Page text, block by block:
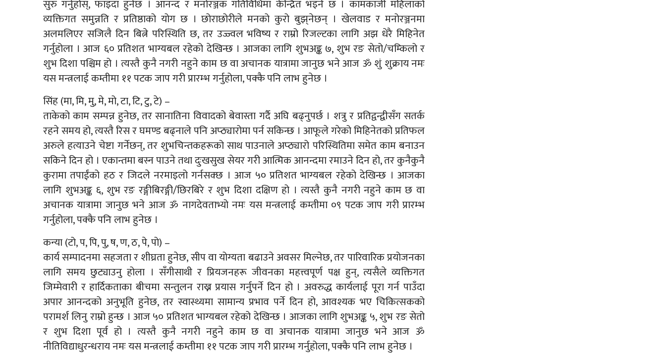
सुरु गर्नुहोस्, फाइदा हुनेछ । आनन्द र मनोरञ्जक गतिविधिमा केन्द्रित भइने छ । कामकाजी महिलाको
व्यक्तिगत समुन्नति र प्रतिष्ठाको योग छ । छोराछोरीले मनको कुरो बुझ्‌नेछन् । खेलवाड र मनोरञ्जनमा
अलमलिएर सजिलै दिन बित्ने परिस्थिति छ, तर उज्ज्वल भविष्य र राम्रो रिजल्टका लागि अझ धेरै मिहिनेत
गर्नुहोला । आज ६० प्रतिशत भाग्यबल रहेको देखिन्छ । आजका लागि शुभअङ्क ७, शुभ रङ सेतो/चम्किलो र
शुभ दिशा पश्चिम हो । त्यस्तै कुनै नगरी नहुने काम छ वा अचानक यात्रामा जानुछ भने आज ॐ शुं शुक्राय नमः
यस मन्त्रलाई कम्तीमा ११ पटक जाप गरी प्रारम्भ गर्नुहोला, पक्कै पनि लाभ हुनेछ ।
सिंह (मा, मि, मु, मे, मो, टा, टि, टु, टे) –
ताकेको काम सम्पन्न हुनेछ, तर सानातिना विवादको बेवास्ता गर्दै अघि बढ्नुपर्छ । शत्रु र प्रतिद्वन्द्वीसँग सतर्क
रहने समय हो, त्यस्तै रिस र घमण्ड बढ्नाले पनि अप्ठ्यारोमा पर्न सकिन्छ । आफूले गरेको मिहिनेतको प्रतिफल
अरुले हत्याउने चेष्टा गर्नेछन्, तर शुभचिन्तकहरूको साथ पाउनाले अप्ठ्यारो परिस्थितिमा समेत काम बनाउन
सकिने दिन हो । एकान्तमा बस्न पाउने तथा दुःखसुख सेयर गरी आत्मिक आनन्दमा रमाउने दिन हो, तर कुनैकुनै
कुरामा तपाईंको हठ र जिदले नरमाइलो गर्नसक्छ । आज ५० प्रतिशत भाग्यबल रहेको देखिन्छ । आजका
लागि शुभअङ्क ६, शुभ रङ रङ्गीबिरङ्गी/छिरबिरे र शुभ दिशा दक्षिण हो । त्यस्तै कुनै नगरी नहुने काम छ वा
अचानक यात्रामा जानुछ भने आज ॐ नागदेवताभ्यो नमः यस मन्त्रलाई कम्तीमा ०९ पटक जाप गरी प्रारम्भ
गर्नुहोला, पक्कै पनि लाभ हुनेछ ।
कन्या (टो, प, पि, पु, ष, ण, ठ, पे, पो) –
कार्य सम्पादनमा सहजता र शीघ्रता हुनेछ, सीप वा योग्यता बढाउने अवसर मिल्नेछ, तर पारिवारिक प्रयोजनका
लागि समय छुट्याउनु होला । सँगीसाथी र प्रियजनहरू जीवनका महत्त्वपूर्ण पक्ष हुन्, त्यसैले व्यक्तिगत
जिम्मेवारी र हार्दिकताका बीचमा सन्तुलन राख्न प्रयास गर्नुपर्ने दिन हो । अवरुद्ध कार्यलाई पूरा गर्न पाउँदा
अपार आनन्दको अनुभूति हुनेछ, तर स्वास्थ्यमा सामान्य प्रभाव पर्ने दिन हो, आवश्यक भए चिकित्सकको
परामर्श लिनु राम्रो हुन्छ । आज ५० प्रतिशत भाग्यबल रहेको देखिन्छ । आजका लागि शुभअङ्क ५, शुभ रङ सेतो
र शुभ दिशा पूर्व हो । त्यस्तै कुनै नगरी नहुने काम छ वा अचानक यात्रामा जानुछ भने आज ॐ
नीतिविद्याधुरन्धराय नमः यस मन्त्रलाई कम्तीमा ११ पटक जाप गरी प्रारम्भ गर्नुहोला, पक्कै पनि लाभ हुनेछ ।